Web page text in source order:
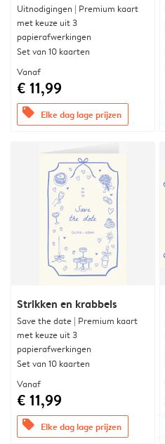
Uitnodigingen | Premium kaart
met keuze uit 3
papierafwerkingen
Set van 10 kaarten
Vanaf
€ 11,99
offers Elke dag lage prijzen
Strikken en krabbels
Save the date | Premium kaart
met keuze uit 3
papierafwerkingen
Set van 10 kaarten
Vanaf
€ 11,99
offers Elke dag lage prijzen